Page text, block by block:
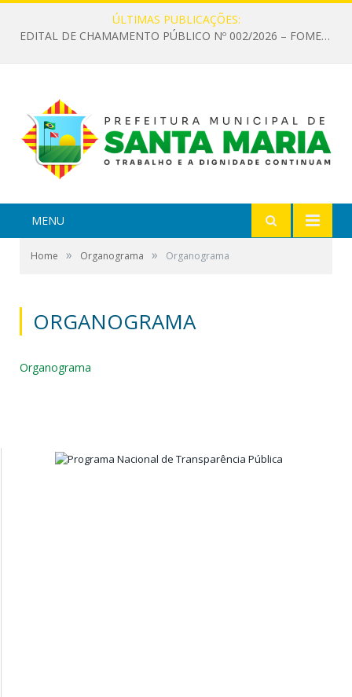
ÚLTIMAS PUBLICAÇÕES:
EDITAL DE CHAMAMENTO PÚBLICO Nº 002/2026 – FOMENTO À EXECUÇÃO DE AÇÕES CULTURAIS
MENU
Home » Organograma » Organograma
ORGANOGRAMA
Organograma